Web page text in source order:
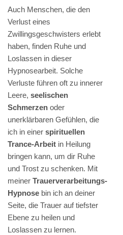
Auch Menschen, die den
Verlust eines
Zwillingsgeschwisters erlebt
haben, finden Ruhe und
Loslassen in dieser
Hypnosearbeit. Solche
Verluste führen oft zu innerer
Leere, seelischen
Schmerzen oder
unerklärbaren Gefühlen, die
ich in einer spirituellen
Trance-Arbeit in Heilung
bringen kann, um dir Ruhe
und Trost zu schenken. Mit
meiner Trauerverarbeitungs-
Hypnose bin ich an deiner
Seite, die Trauer auf tiefster
Ebene zu heilen und
Loslassen zu lernen.